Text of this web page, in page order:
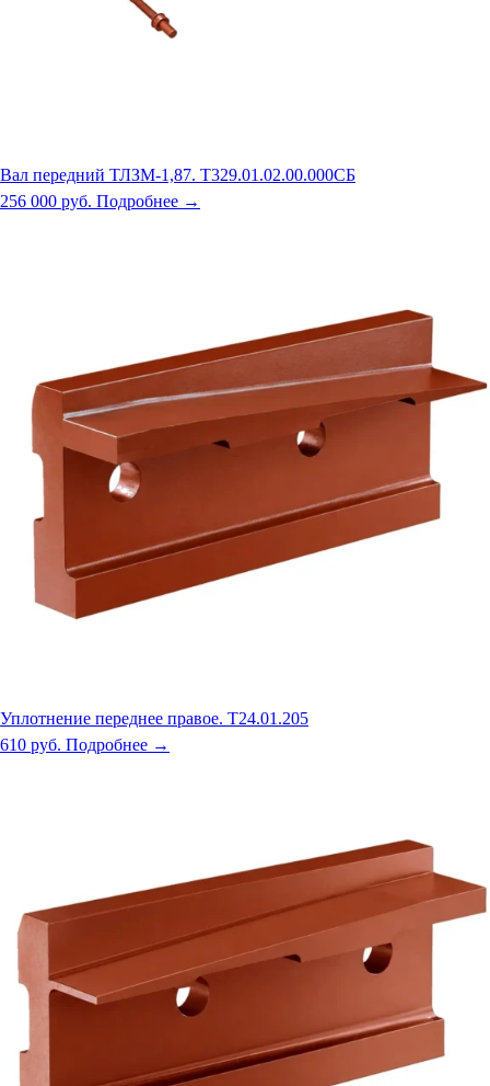
Вал передний ТЛЗМ-1,87. Т329.01.02.00.000СБ
256 000 руб. Подробнее →
Уплотнение переднее правое. Т24.01.205
610 руб. Подробнее →